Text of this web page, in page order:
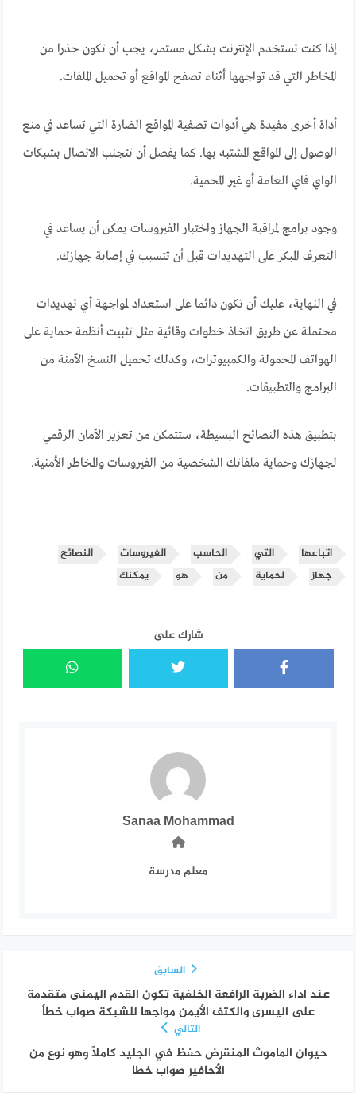
إذا كنت تستخدم الإنترنت بشكل مستمر، يجب أن تكون حذرا من
المخاطر التي قد تواجهها أثناء تصفح المواقع أو تحميل الملفات.
أداة أخرى مفيدة هي أدوات تصفية المواقع الضارة التي تساعد في منع
الوصول إلى المواقع المشتبه بها. كما يفضل أن تتجنب الاتصال بشبكات
الواي فاي العامة أو غير المحمية.
وجود برامج لمراقبة الجهاز واختبار الفيروسات يمكن أن يساعد في
التعرف المبكر على التهديدات قبل أن تتسبب في إصابة جهازك.
في النهاية، عليك أن تكون دائما على استعداد لمواجهة أي تهديدات
محتملة عن طريق اتخاذ خطوات وقائية مثل تثبيت أنظمة حماية على
الهواتف المحمولة والكمبيوترات، وكذلك تحميل النسخ الآمنة من
البرامج والتطبيقات.
بتطبيق هذه النصائح البسيطة، ستتمكن من تعزيز الأمان الرقمي
لجهازك وحماية ملفاتك الشخصية من الفيروسات والمخاطر الأمنية.
اتباعها التي الحاسب الفيروسات
النصائح
جهاز
لحماية من هو يمكنك
شارك على
Sanaa Mohammad
معلم مدرسة
السابق
عند اداء الضربة الرافعة الخلفية تكون القدم اليمنى متقدمة
على اليسرى والكتف الأيمن مواجها للشبكة صواب خطأ
التالي
حيوان الماموث المنقرض حفظ في الجليد كاملًا وهو نوع من
الأحافير صواب خطا